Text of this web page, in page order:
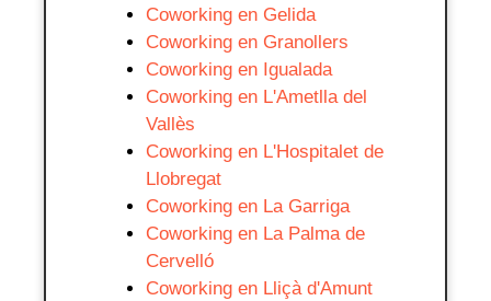
Coworking en Gelida
Coworking en Granollers
Coworking en Igualada
Coworking en L'Ametlla del
Vallès
Coworking en L'Hospitalet de
Llobregat
Coworking en La Garriga
Coworking en La Palma de
Cervelló
Coworking en Lliçà d'Amunt